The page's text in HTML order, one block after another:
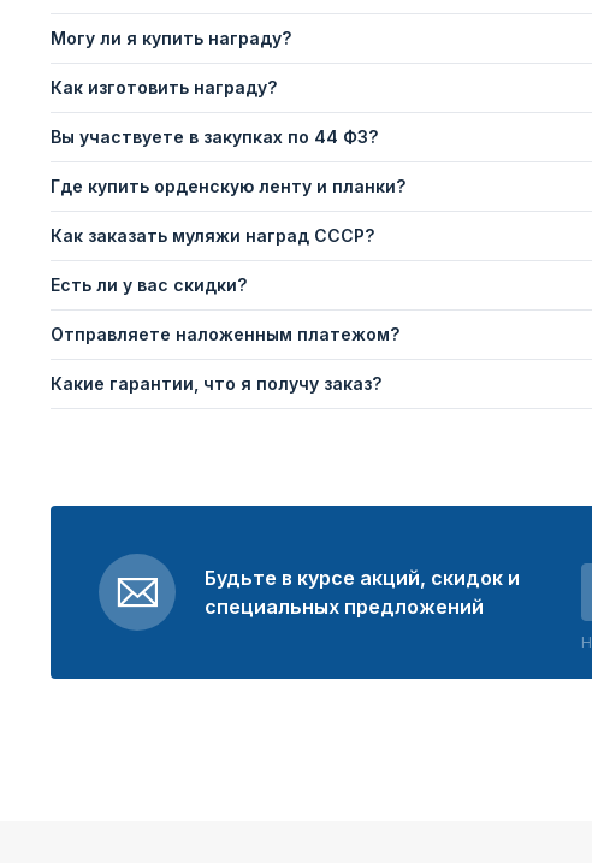
Могу ли я купить награду?
Как изготовить награду?
Вы участвуете в закупках по 44 ФЗ?
Где купить орденскую ленту и планки?
Как заказать муляжи наград СССР?
Есть ли у вас скидки?
Отправляете наложенным платежом?
Какие гарантии, что я получу заказ?
Будьте в курсе акций, скидок и
специальных предложений